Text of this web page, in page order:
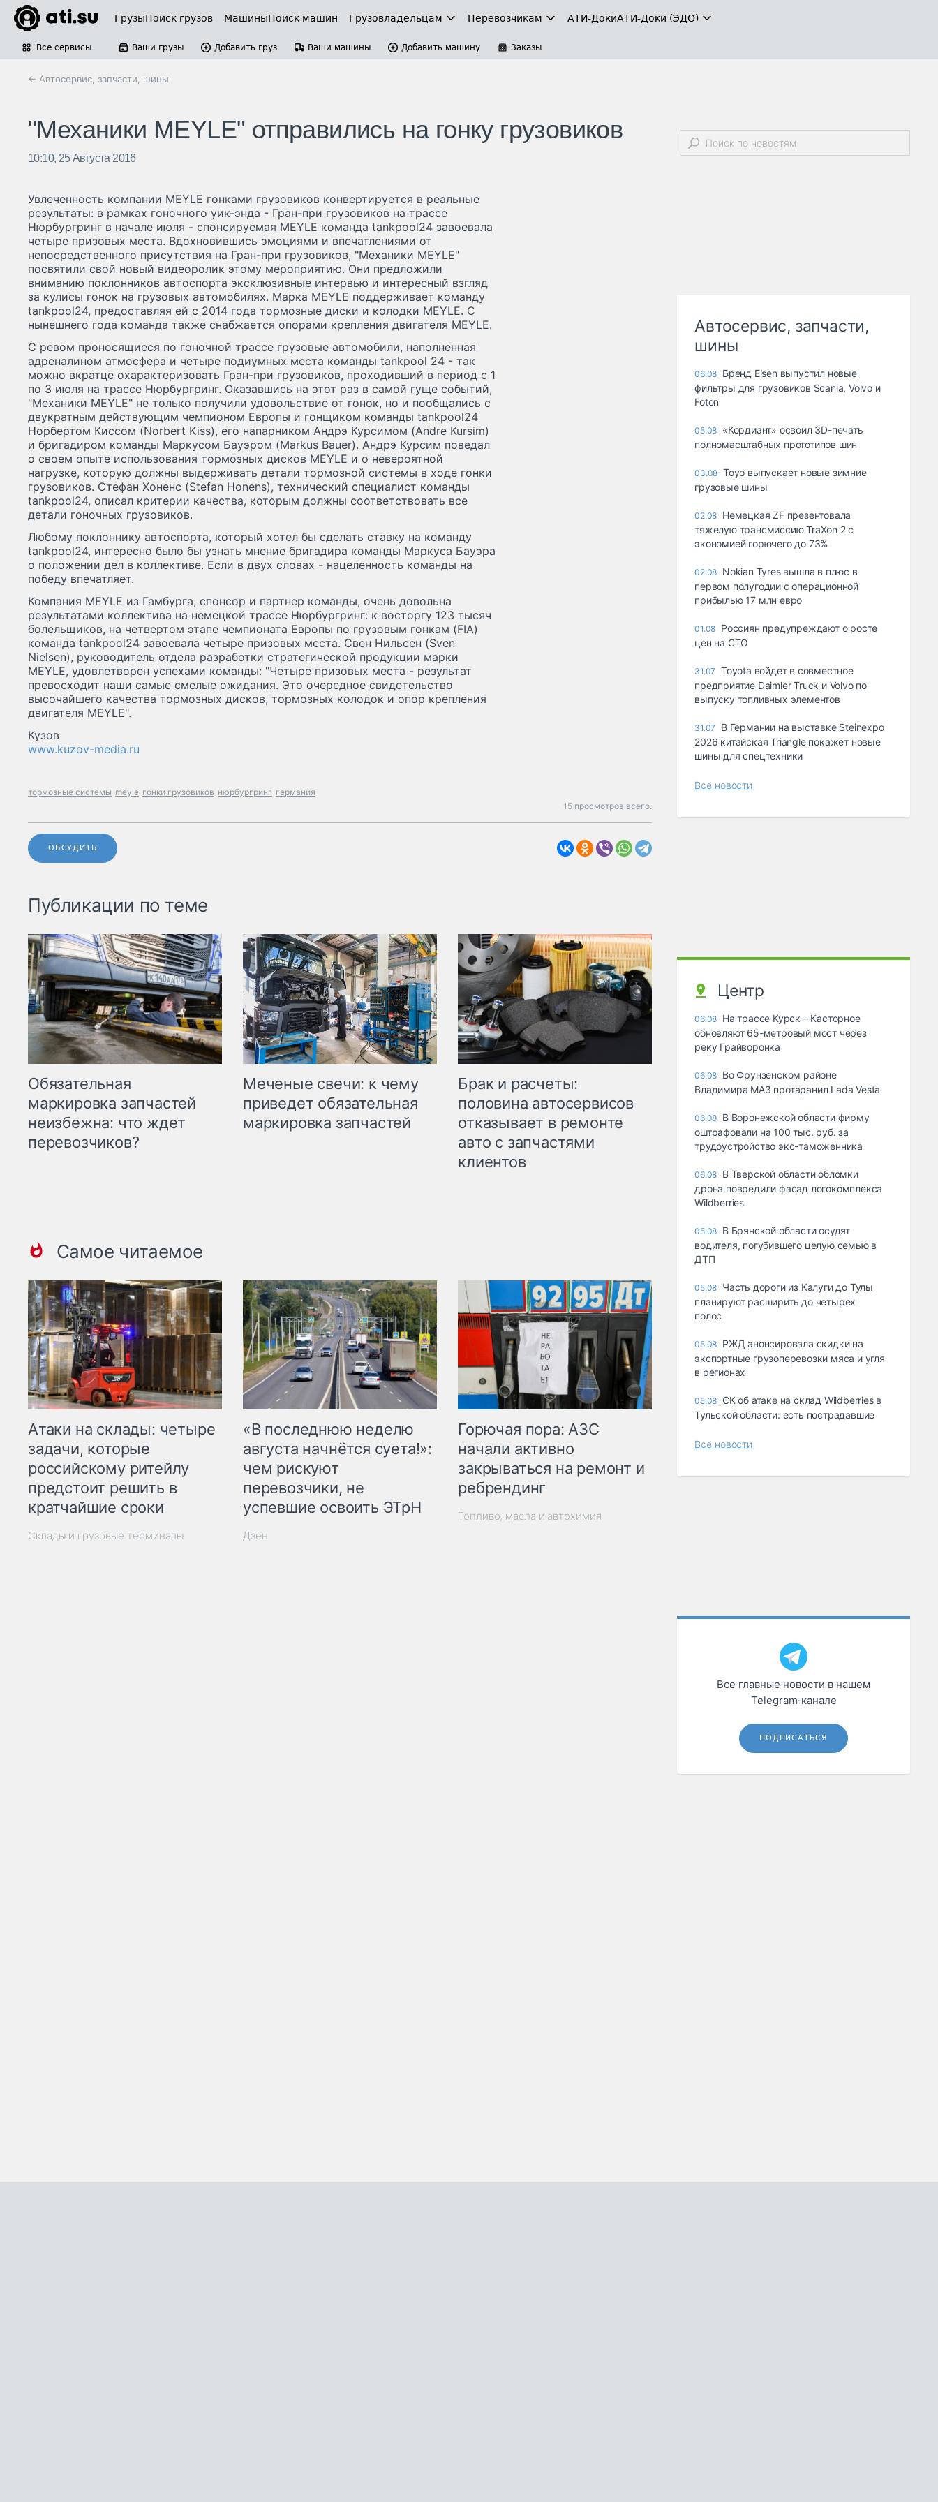
ГрузыПоиск грузов МашиныПоиск машин Грузовладельцам Перевозчикам АТИ-ДокиАТИ-Доки (ЭДО)
Все сервисы Ваши грузы Добавить груз Ваши машины Добавить машину Заказы
← Автосервис, запчасти, шины
"Механики MEYLE" отправились на гонку грузовиков
10:10, 25 Августа 2016
Увлеченность компании MEYLE гонками грузовиков конвертируется в реальные
результаты: в рамках гоночного уик-энда - Гран-при грузовиков на трассе
Нюрбургринг в начале июля - спонсируемая MEYLE команда tankpool24 завоевала
четыре призовых места. Вдохновившись эмоциями и впечатлениями от
непосредственного присутствия на Гран-при грузовиков, "Механики MEYLE"
посвятили свой новый видеоролик этому мероприятию. Они предложили
вниманию поклонников автоспорта эксклюзивные интервью и интересный взгляд
за кулисы гонок на грузовых автомобилях. Марка MEYLE поддерживает команду
tankpool24, предоставляя ей с 2014 года тормозные диски и колодки MEYLE. С
нынешнего года команда также снабжается опорами крепления двигателя MEYLE.
С ревом проносящиеся по гоночной трассе грузовые автомобили, наполненная
адреналином атмосфера и четыре подиумных места команды tankpool 24 - так
можно вкратце охарактеризовать Гран-при грузовиков, проходивший в период с 1
по 3 июля на трассе Нюрбургринг. Оказавшись на этот раз в самой гуще событий,
"Механики MEYLE" не только получили удовольствие от гонок, но и пообщались с
двукратным действующим чемпионом Европы и гонщиком команды tankpool24
Норбертом Киссом (Norbert Kiss), его напарником Андрэ Курсимом (Andre Kursim)
и бригадиром команды Маркусом Бауэром (Markus Bauer). Андрэ Курсим поведал
о своем опыте использования тормозных дисков MEYLE и о невероятной
нагрузке, которую должны выдерживать детали тормозной системы в ходе гонки
грузовиков. Стефан Хоненс (Stefan Honens), технический специалист команды
tankpool24, описал критерии качества, которым должны соответствовать все
детали гоночных грузовиков.
Любому поклоннику автоспорта, который хотел бы сделать ставку на команду
tankpool24, интересно было бы узнать мнение бригадира команды Маркуса Бауэра
о положении дел в коллективе. Если в двух словах - нацеленность команды на
победу впечатляет.
Компания MEYLE из Гамбурга, спонсор и партнер команды, очень довольна
результатами коллектива на немецкой трассе Нюрбургринг: к восторгу 123 тысяч
болельщиков, на четвертом этапе чемпионата Европы по грузовым гонкам (FIA)
команда tankpool24 завоевала четыре призовых места. Свен Нильсен (Sven
Nielsen), руководитель отдела разработки стратегической продукции марки
MEYLE, удовлетворен успехами команды: "Четыре призовых места - результат
превосходит наши самые смелые ожидания. Это очередное свидетельство
высочайшего качества тормозных дисков, тормозных колодок и опор крепления
двигателя MEYLE".
Кузов
www.kuzov-media.ru
тормозные системы meyle гонки грузовиков нюрбургринг германия
15 просмотров всего.
ОБСУДИТЬ
Публикации по теме
Обязательная
маркировка запчастей
неизбежна: что ждет
перевозчиков?
Меченые свечи: к чему
приведет обязательная
маркировка запчастей
Брак и расчеты:
половина автосервисов
отказывает в ремонте
авто с запчастями
клиентов
Самое читаемое
Атаки на склады: четыре
задачи, которые
российскому ритейлу
предстоит решить в
кратчайшие сроки
Склады и грузовые терминалы
«В последнюю неделю
августа начнётся суета!»:
чем рискуют
перевозчики, не
успевшие освоить ЭТрН
Дзен
Горючая пора: АЗС
начали активно
закрываться на ремонт и
ребрендинг
Топливо, масла и автохимия
Автосервис, запчасти,
шины
06.08 Бренд Eisen выпустил новые
фильтры для грузовиков Scania, Volvo и
Foton
05.08 «Кордиант» освоил 3D-печать
полномасштабных прототипов шин
03.08 Toyo выпускает новые зимние
грузовые шины
02.08 Немецкая ZF презентовала
тяжелую трансмиссию TraXon 2 с
экономией горючего до 73%
02.08 Nokian Tyres вышла в плюс в
первом полугодии с операционной
прибылью 17 млн евро
01.08 Россиян предупреждают о росте
цен на СТО
31.07
Toyota войдет в совместное
предприятие Daimler Truck и Volvo по
выпуску топливных элементов
31.07
В Германии на выставке Steinexpo
2026 китайская Triangle покажет новые
шины для спецтехники
Все новости
Центр
06.08 На трассе Курск – Касторное
обновляют 65-метровый мост через
реку Грайворонка
06.08 Во Фрунзенском районе
Владимира МАЗ протаранил Lada Vesta
06.08 В Воронежской области фирму
оштрафовали на 100 тыс. руб. за
трудоустройство экс-таможенника
06.08 В Тверской области обломки
дрона повредили фасад логокомплекса
Wildberries
05.08 В Брянской области осудят
водителя, погубившего целую семью в
ДТП
05.08 Часть дороги из Калуги до Тулы
планируют расширить до четырех
полос
05.08 РЖД анонсировала скидки на
экспортные грузоперевозки мяса и угля
в регионах
05.08 СК об атаке на склад Wildberries в
Тульской области: есть пострадавшие
Все новости
Все главные новости в нашем
Telegram‑канале
ПОДПИСАТЬСЯ